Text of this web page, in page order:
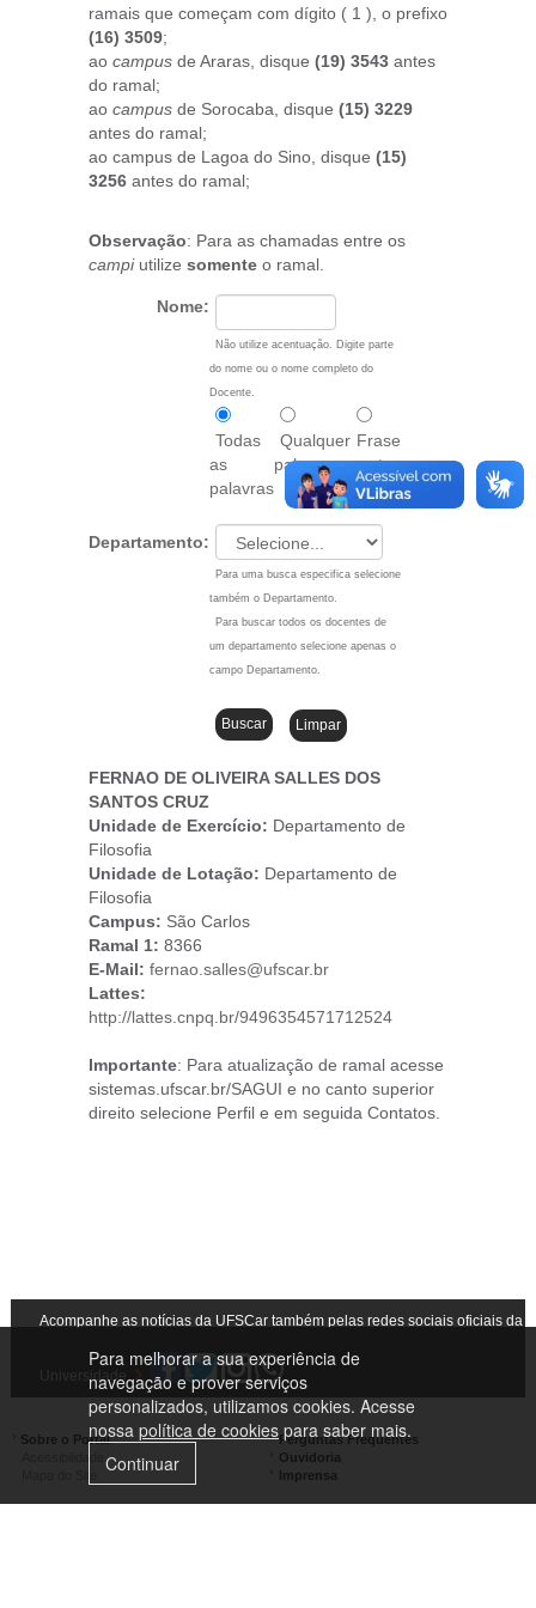
Para melhorar a sua experiência de
navegação e prover serviços
personalizados, utilizamos cookies. Acesse
nossa política de cookiespara saber mais.
Continuar
ramais que começam com dígito ( 1 ), o prefixo
(16) 3509;
ao campus de Araras, disque (19) 3543 antes
do ramal;
ao campus de Sorocaba, disque (15) 3229
antes do ramal;
ao campus de Lagoa do Sino, disque (15)
3256 antes do ramal;
Observação: Para as chamadas entre os
campiutilize somente o ramal.
Nome:
Não utilize acentuação. Digite parte
do nome ou o nome completo do
Docente.
Todas
as
palavras
Qualquer
palavra
Frase
exata
Departamento:
Para uma busca especifica selecione
também o Departamento.
Para buscar todos os docentes de
um departamento selecione apenas o
campo Departamento.
FERNAO DE OLIVEIRA SALLES DOS
SANTOS CRUZ
Unidade de Exercício: Departamento de
Filosofia
Unidade de Lotação: Departamento de
Filosofia
Campus: São Carlos
Ramal 1: 8366
E-Mail: fernao.salles@ufscar.br
Lattes:
http://lattes.cnpq.br/9496354571712524
Importante: Para atualização de ramal acesse
sistemas.ufscar.br/SAGUI e no canto superior
direito selecione Perfil e em seguida Contatos.
Acompanhe as notícias da UFSCar também pelas redes sociais oficiais da
Universidade
Sobre o Portal
Perguntas Frequentes
Ouvidoria
Imprensa